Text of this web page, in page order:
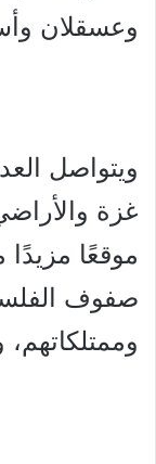
وعسقلان
ويتواصل
غزة والأراضي
موقعًا
صفوف